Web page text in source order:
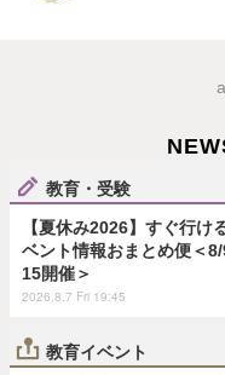
教育・受験
【夏休み2026】すぐ行け
ベント情報おまとめ便＜
15開催＞
2026.8.7 Fri 19:45
教育イベント